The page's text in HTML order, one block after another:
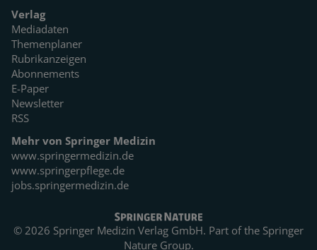
Verlag
Mediadaten
Themenplaner
Rubrikanzeigen
Abonnements
E-Paper
Newsletter
RSS
Mehr von Springer Medizin
www.springermedizin.de
www.springerpflege.de
jobs.springermedizin.de
© 2026 Springer Medizin Verlag GmbH. Part of the Springer
Nature Group.